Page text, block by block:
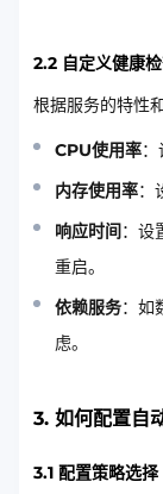
2.2 自定义健康
根据服务的特性
CPU使用率
内存使用率：
响应时间：设
重启。
依赖服务：如
虑。
3. 如何配置自
3.1 配置策略选择